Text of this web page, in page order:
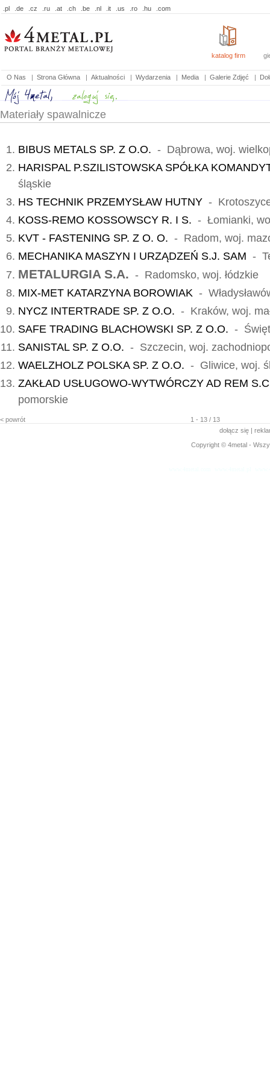
.pl .de .cz .ru .at .ch .be .nl .it .us .ro .hu .com
katalog firm
O Nas | Strona Główna | Aktualności | Wydarzenia | Media | Galerie Zdjęć |
Materiały spawalnicze
BIBUS METALS SP. Z O.O. - Dąbrowa, woj.
HARISPAL P.SZILISTOWSKA SPÓŁKA
śląskie
HS TECHNIK PRZEMYSŁAW HUTNY -
KOSS-REMO KOSSOWSCY R. I S. - Łomianki,
KVT - FASTENING SP. Z O. O. - Radom, woj.
MECHANIKA MASZYN I URZĄDZEŃ S.J. SAM -
METALURGIA S.A. - Radomsko, woj. łódzkie
MIX-MET KATARZYNA BOROWIAK -
NYCZ INTERTRADE SP. Z O.O. - Kraków, woj.
SAFE TRADING BLACHOWSKI SP. Z O.O. -
SANISTAL SP. Z O.O. - Szczecin, woj.
WAELZHOLZ POLSKA SP. Z O.O. - Gliwice, woj.
ZAKŁAD USŁUGOWO-WYTWÓRCZY AD REM
pomorskie
< powrót
1 - 13 / 13
dołącz się |
Copyright © 4metal -